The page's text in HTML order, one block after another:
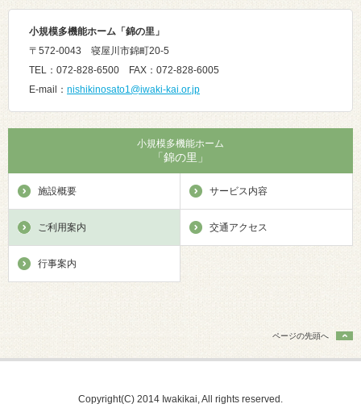
小規模多機能ホーム「錦の里 」
〒572-0043 寝屋川市錦町20-5
TEL：072-828-6500 FAX：072-828-6005
E-mail： nishikinosato1@iwaki-kai.or.jp
小規模多機能ホーム
「錦の里」
施設概要 サービス内容
ご利用案内 交通アクセス
行事案内
ページの先頭へ
Copyright(C) 2014 Iwakikai, All rights reserved.